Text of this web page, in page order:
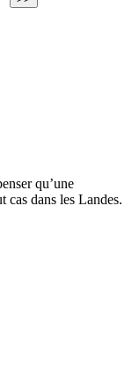
qu’une
cas dans les Landes.